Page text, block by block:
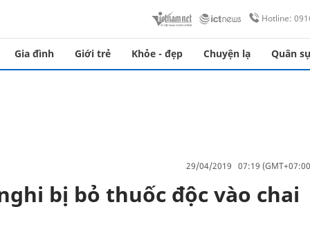
Hotline:
Gia đình Giới trẻ Khỏe - đẹp Chuyện lạ Quân
29/04/2019 07:19
bị bỏ thuốc độc vào chai